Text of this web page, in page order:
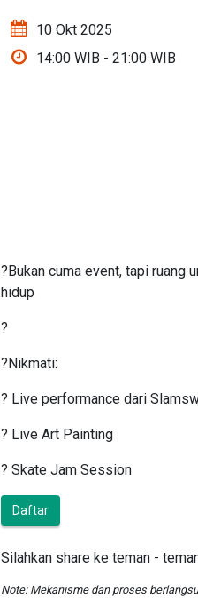
10 Okt 2025
14:00 WIB - 21:00 WIB
?Bukan cuma event, tapi ruang
hidup
?
?Nikmati:
? Live performance dari
? Live Art Painting
? Skate Jam Session
Daftar
Silahkan share ke teman -
Note: Mekanisme dan proses